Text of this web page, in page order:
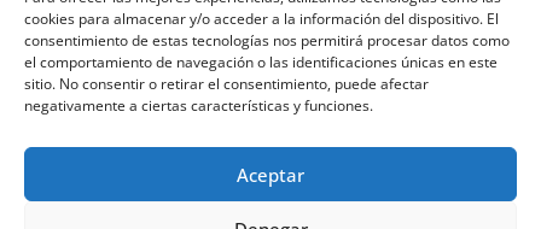
cookies para almacenar y/o acceder a la información del dispositivo. El
consentimiento de estas tecnologías nos permitirá procesar datos como
el comportamiento de navegación o las identificaciones únicas en este
sitio. No consentir o retirar el consentimiento, puede afectar
negativamente a ciertas características y funciones.
Aceptar
COLABORA
Añadir Evento